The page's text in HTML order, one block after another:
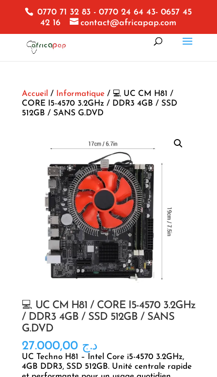
0770 71 32 83 - 0770 24 64 43- 0657 45
42 16
contact@africapap.com
Accueil / Informatique/ 💻 UC CM H81 /
CORE I5-4570 3.2GHz / DDR3 4GB / SSD
512GB / SANS G.DVD
💻 UC CM H81 / CORE I5-4570 3.2GHz
/ DDR3 4GB / SSD 512GB / SANS
G.DVD
د.ج 27.000,00
UC Techno H81 – Intel Core i5-4570 3.2GHz,
4GB DDR3, SSD 512GB. Unité centrale rapide